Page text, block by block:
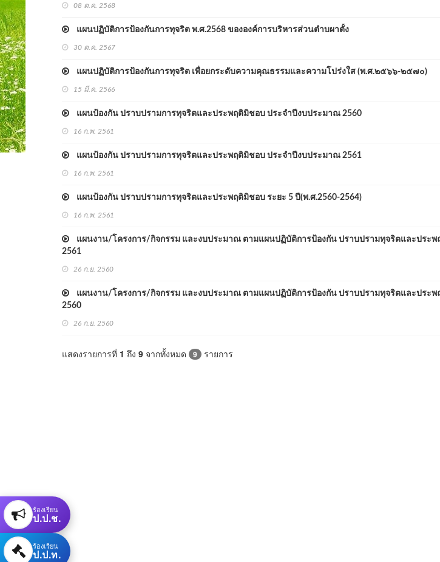
08 ต.ค. 2568
แผนปฏิบัติการป้องกันการทุจริต พ.ศ.2568 ขององค์การบริหารส่วนตำบผาตั้ง
30 ต.ค. 2567
แผนปฏิบัติการป้องกันการทุจริต เพื่อยกระดับความคุณธรรมและความโปร่งใส (พ.ศ.๒๕๖๖-๒๕๗๐)
15 มี.ค. 2566
แผนป้องกัน ปราบปรามการทุจริตและประพฤติมิชอบ ประจำปีงบประมาณ 2560
16 ก.พ. 2561
แผนป้องกัน ปราบปรามการทุจริตและประพฤติมิชอบ ประจำปีงบประมาณ 2561
16 ก.พ. 2561
แผนป้องกัน ปราบปรามการทุจริตและประพฤติมิชอบ ระยะ 5 ปี(พ.ศ.2560-2564)
16 ก.พ. 2561
แผนงาน/โครงการ/กิจกรรม และงบประมาณ ตามแผนปฏิบัติการป้องกัน ปราบปรามทุจริตและประพ
2561
26 ก.ย. 2560
แผนงาน/โครงการ/กิจกรรม และงบประมาณ ตามแผนปฏิบัติการป้องกัน ปราบปรามทุจริตและประพ
2560
26 ก.ย. 2560
แสดงรายการที่ 1 ถึง 9 จากทั้งหมด 9 รายการ
ร้องเรียน
ป.ป.ช.
ร้องเรียน
ป.ป.ท.